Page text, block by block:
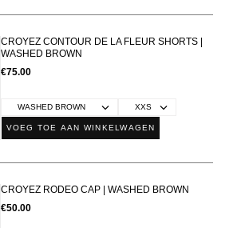
CROYEZ CONTOUR DE LA FLEUR SHORTS |
WASHED BROWN
€75.00
VOEG TOE AAN WINKELWAGEN
CROYEZ RODEO CAP | WASHED BROWN
€50.00